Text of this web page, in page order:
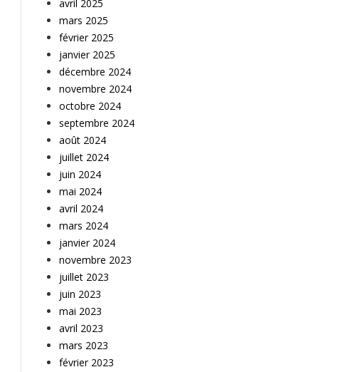
avril 2025
mars 2025
février 2025
janvier 2025
décembre 2024
novembre 2024
octobre 2024
septembre 2024
août 2024
juillet 2024
juin 2024
mai 2024
avril 2024
mars 2024
janvier 2024
novembre 2023
juillet 2023
juin 2023
mai 2023
avril 2023
mars 2023
février 2023